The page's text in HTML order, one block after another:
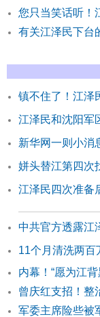
您只当笑话听！
有关江泽民下台
镇不住了！江泽
江泽民和沈阳军
新华网一则小消
姘头替江第四次
江泽民四次准备
中共官方透露江
11个月清洗两百
内幕！“愿为江
曾庆红支招！整
军委主席险些被